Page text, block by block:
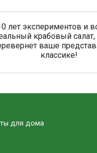
лет экспериментов и
крабовый
ваше
классике!
для дома